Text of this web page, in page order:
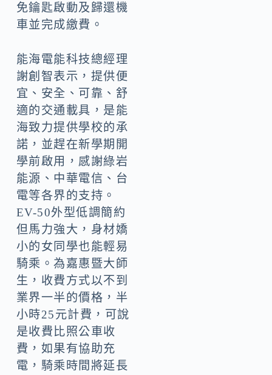
免鑰匙啟動及歸還機
車並完成繳費。
能海電能科技總經理
謝創智表示，提供便
宜、安全、可靠、舒
適的交通載具，是能
海致力提供學校的承
諾，並趕在新學期開
學前啟用，感謝綠岩
能源、中華電信、台
電等各界的支持。
EV-50外型低調簡約
但馬力強大，身材嬌
小的女同學也能輕易
騎乘。為嘉惠暨大師
生，收費方式以不到
業界一半的價格，半
小時25元計費，可說
是收費比照公車收
費，如果有協助充
電，騎乘時間將延長